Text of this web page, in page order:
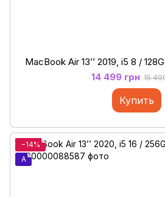
MacBook Air 13’’ 2019, i5 8 /
14 499 грн 15
Купить
−14%
A